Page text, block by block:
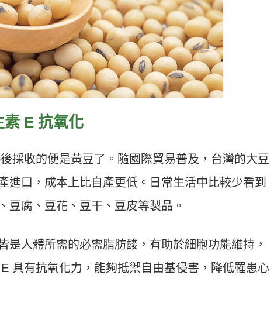
素 E 抗氧化
採收的便是黃豆了。隨國際貿易普及，台灣的大豆
進口，成本上比自產更低。日常生活中比較少看到
豆腐、豆花、豆干、豆皮等製品。
是人體所需的必需脂肪酸，有助於細胞功能維持，
具有抗氧化力，能夠抵禦自由基侵害，降低罹患心